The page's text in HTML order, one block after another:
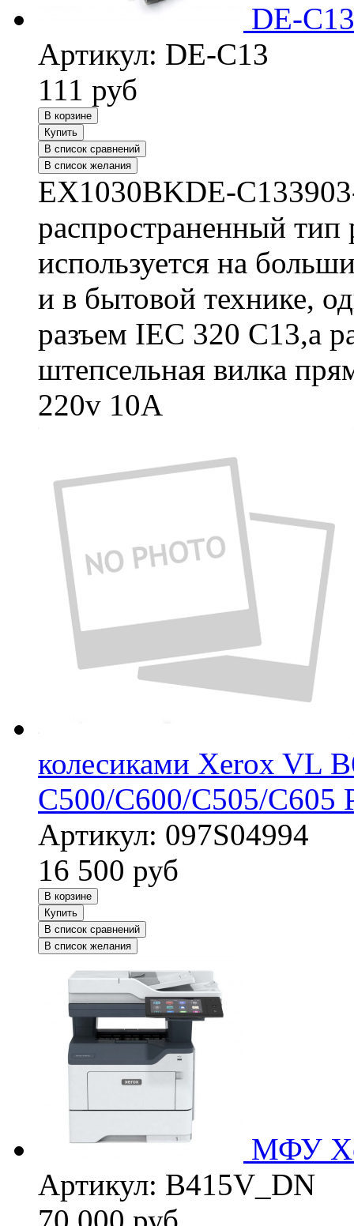
DE-
Артикул: DE-C13
111 руб
В корзине
Купить
В список сравнений
В список желания
EX1030BKDE-
распространенный тип
используется на
и в бытовой технике,
разъем IEC 320 C13,а
штепсельная вилка
220v 10A
колесиками Xerox VL
C500/C600/C505/C605
Артикул: 097S04994
16 500 руб
В корзине
Купить
В список сравнений
В список желания
МФУ
Артикул: B415V_DN